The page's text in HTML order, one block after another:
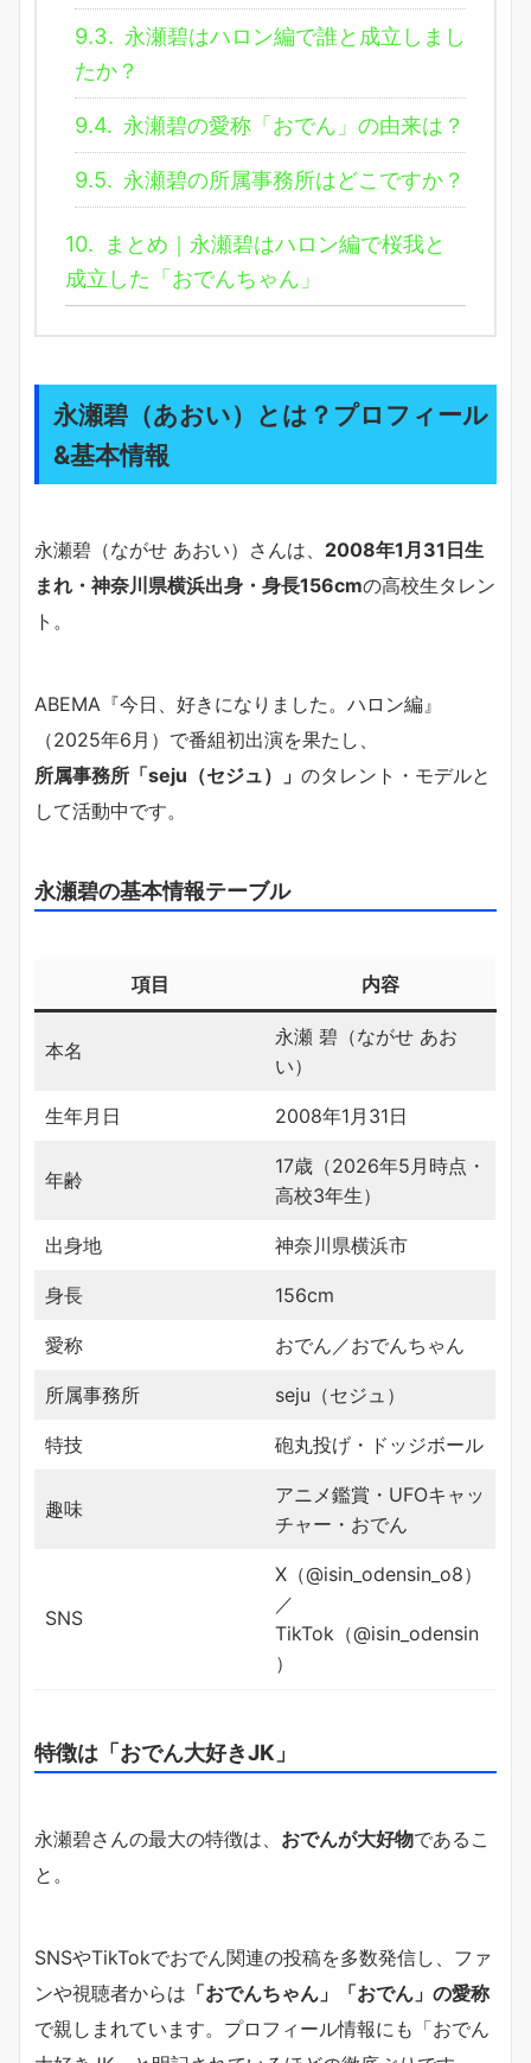
9.3. 永瀬碧はハロン編で誰と成立しまし
たか？
9.4. 永瀬碧の愛称「おでん」の由来は？
9.5. 永瀬碧の所属事務所はどこですか？
10.
まとめ｜永瀬碧はハロン編で桜我と
成立した「おでんちゃん」
永瀬碧（あおい）とは？プロフィール
&基本情報
永瀬碧（ながせ あおい）さんは、 2008年1月31日生
まれ・神奈川県横浜出身・身長156cmの高校生タレン
ト。
ABEMA『今日、好きになりました。ハロン編』
（2025年6月）で番組初出演を果たし、
所属事務所「seju（セジュ）」 のタレント・モデルと
して活動中です。
永瀬碧の基本情報テーブル
項目 内容
本名
永瀬 碧（ながせ あお
い）
生年月日 2008年1月31日
年齢
17歳（2026年5月時点・
高校3年生）
出身地 神奈川県横浜市
身長 156cm
愛称 おでん／おでんちゃん
所属事務所 seju（セジュ）
特技 砲丸投げ・ドッジボール
趣味
アニメ鑑賞・UFOキャッ
チャー・おでん
SNS
X（@isin_odensin_o8）
／
TikTok（@isin_odensin
）
特徴は「おでん大好きJK」
永瀬碧さんの最大の特徴は、 おでんが大好物であるこ
と。
SNSやTikTokでおでん関連の投稿を多数発信し、ファ
ンや視聴者からは 「おでんちゃん」「おでん」の愛称
で親しまれています。プロフィール情報にも「おでん